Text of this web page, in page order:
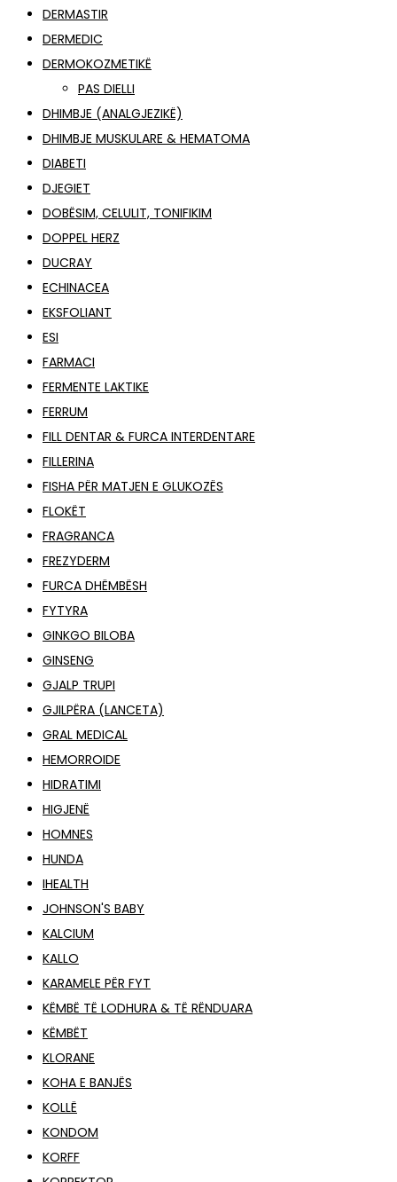
DERMASTIR
DERMEDIC
DERMOKOZMETIKË
PAS DIELLI
DHIMBJE (ANALGJEZIKË)
DHIMBJE MUSKULARE & HEMATOMA
DIABETI
DJEGIET
DOBËSIM, CELULIT, TONIFIKIM
DOPPEL HERZ
DUCRAY
ECHINACEA
EKSFOLIANT
ESI
FARMACI
FERMENTE LAKTIKE
FERRUM
FILL DENTAR & FURCA INTERDENTARE
FILLERINA
FISHA PËR MATJEN E GLUKOZËS
FLOKËT
FRAGRANCA
FREZYDERM
FURCA DHËMBËSH
FYTYRA
GINKGO BILOBA
GINSENG
GJALP TRUPI
GJILPËRA (LANCETA)
GRAL MEDICAL
HEMORROIDE
HIDRATIMI
HIGJENË
HOMNES
HUNDA
IHEALTH
JOHNSON'S BABY
KALCIUM
KALLO
KARAMELE PËR FYT
KËMBË TË LODHURA & TË RËNDUARA
KËMBËT
KLORANE
KOHA E BANJËS
KOLLË
KONDOM
KORFF